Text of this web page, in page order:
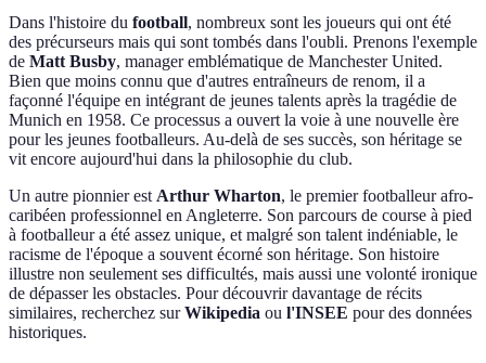
Dans l'histoire du football, nombreux sont les joueurs qui ont été
des précurseurs mais qui sont tombés dans l'oubli. Prenons l'exemple
de Matt Busby, manager emblématique de Manchester United.
Bien que moins connu que d'autres entraîneurs de renom, il a
façonné l'équipe en intégrant de jeunes talents après la tragédie de
Munich en 1958. Ce processus a ouvert la voie à une nouvelle ère
pour les jeunes footballeurs. Au-delà de ses succès, son héritage se
vit encore aujourd'hui dans la philosophie du club.
Un autre pionnier estArthur Wharton, le premier footballeur afro-
caribéen professionnel en Angleterre. Son parcours de course à pied
à footballeur a été assez unique, et malgré son talent indéniable, le
racisme de l'époque a souvent écorné son héritage. Son histoire
illustre non seulement ses difficultés, mais aussi une volonté ironique
de dépasser les obstacles. Pour découvrir davantage de récits
similaires, recherchez surWikipedia ou l'INSEE pour des données
historiques.